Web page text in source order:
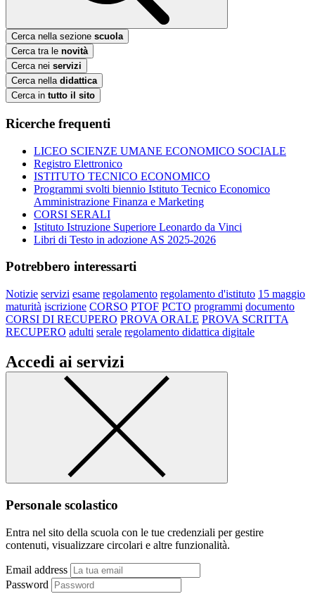
Cerca nella sezione scuola
Cerca tra le novità
Cerca nei servizi
Cerca nella didattica
Cerca in tutto il sito
Ricerche frequenti
LICEO SCIENZE UMANE ECONOMICO SOCIALE
Registro Elettronico
ISTITUTO TECNICO ECONOMICO
Programmi svolti biennio Istituto Tecnico Economico
Amministrazione Finanza e Marketing
CORSI SERALI
Istituto Istruzione Superiore Leonardo da Vinci
Libri di Testo in adozione AS 2025-2026
Potrebbero interessarti
Notizie servizi esame regolamento regolamento d'istituto 15 maggio
maturità iscrizione CORSO PTOF PCTO programmi documento
CORSI DI RECUPERO PROVA ORALE PROVA SCRITTA
RECUPERO adulti serale regolamento didattica digitale
Accedi ai servizi
Personale scolastico
Entra nel sito della scuola con le tue credenziali per gestire
contenuti, visualizzare circolari e altre funzionalità.
Email address
Password